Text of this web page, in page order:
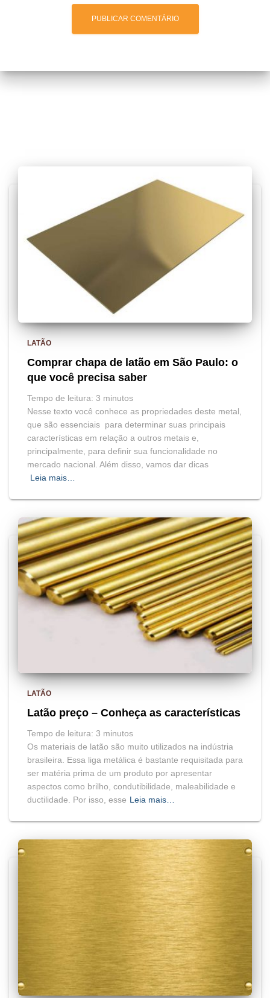
LATÃO
Comprar chapa de latão em São Paulo: o
que você precisa saber
Tempo de leitura: 3 minutos
Nesse texto você conhece as propriedades deste metal,
que são essenciais para determinar suas principais
características em relação a outros metais e,
principalmente, para definir sua funcionalidade no
mercado nacional. Além disso, vamos dar dicas
Leia mais…
LATÃO
Latão preço – Conheça as características
Tempo de leitura: 3 minutos
Os materiais de latão são muito utilizados na indústria
brasileira. Essa liga metálica é bastante requisitada para
ser matéria prima de um produto por apresentar
aspectos como brilho, condutibilidade, maleabilidade e
ductilidade. Por isso, esse Leia mais…